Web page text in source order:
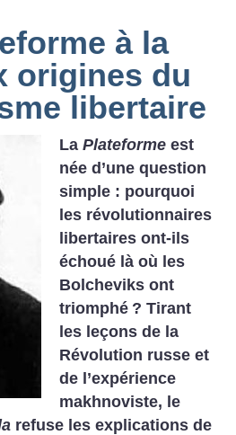
à la
origines du
libertaire
LaPlateforme est
née d’une question
simple : pourquoi
les révolutionnaires
libertaires ont-ils
échoué là où les
Bolcheviks ont
triomphé ? Tirant
les leçons de la
Révolution russe et
de l’expérience
makhnoviste, le
refuse les explications de